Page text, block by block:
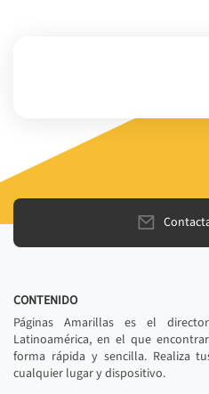
CONTENIDO
Páginas Amarillas es el
Latinoamérica, en el que
forma rápida y sencilla. Realiza
cualquier lugar y dispositivo.